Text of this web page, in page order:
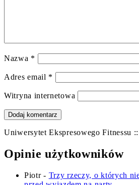
Nazwa *
Adres email *
Witryna internetowa
Uniwersytet Ekspresowego Fitnessu
Opinie użytkowników
Piotr- Trzy rzeczy, o których